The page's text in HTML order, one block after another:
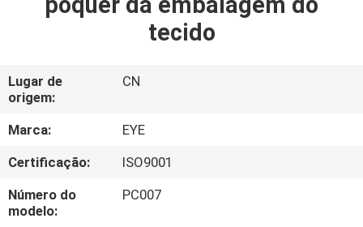
QUEM
FÁBRICA
CONTROLE
DE
QUALIDADE
tecido
Lugar de
origem:
CN
Marca:
EYE
Certificação:
ISO9001
Número do
modelo:
PC007